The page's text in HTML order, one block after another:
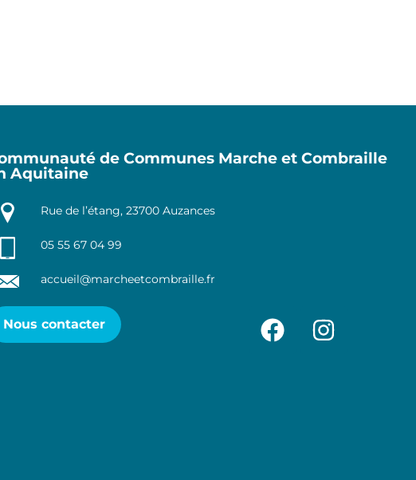
de Communes Marche et Combraille
Aquitaine
Rue de l’étang, 23700 Auzances
05 55 67 04 99
accueil@marcheetcombraille.fr
Nous contacter